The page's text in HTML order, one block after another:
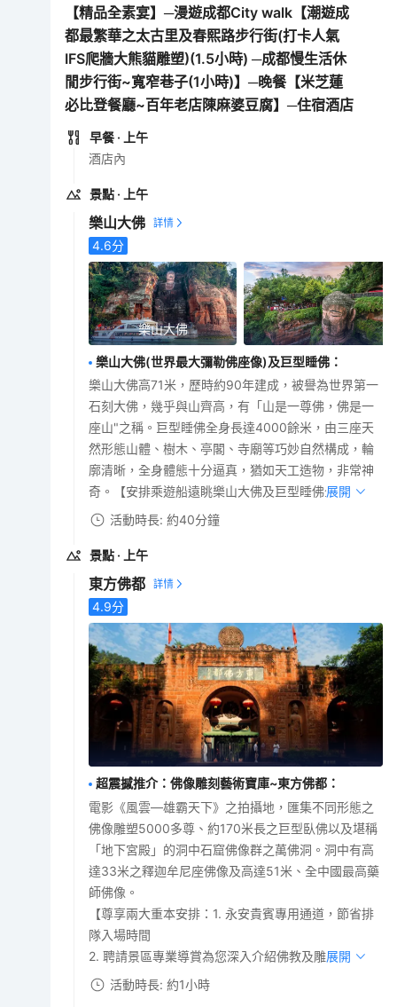
【精品全素宴】─漫遊成都City walk【潮遊成
都最繁華之太古里及春熙路步行街(打卡人氣
IFS爬牆大熊貓雕塑)(1.5小時) ─成都慢生活休
閒步行街~寬窄巷子(1小時)】─晚餐【米芝蓮
必比登餐廳~百年老店陳麻婆豆腐】─住宿酒店
早餐 · 上午
酒店內
景點 · 上午
樂山大佛
4.6分
樂山大佛
樂山大佛(世界最大彌勒佛座像)及巨型睡佛 ：
樂山大佛高71米，歷時約90年建成，被譽為世界第一
石刻大佛，幾乎與山齊高，有「山是一尊佛，佛是一
座山"之稱。巨型睡佛全身長達4000餘米，由三座天
然形態山體、樹木、亭閣、寺廟等巧妙自然構成，輪
廓清晰，全身體態十分逼真，猶如天工造物，非常神
奇。【安排乘遊船遠眺樂山大佛及巨型睡佛全貌】
展開
活動時長: 約40分鐘
景點 · 上午
東方佛都
4.9分
超震撼推介：佛像雕刻藝術寶庫~東方佛都 ：
電影《風雲—雄霸天下》之拍攝地，匯集不同形態之
佛像雕塑5000多尊、約170米長之巨型臥佛以及堪稱
「地下宮殿」的洞中石窟佛像群之萬佛洞。洞中有高
達33米之釋迦牟尼座佛像及高達51米、全中國最高藥
師佛像。
【尊享兩大重本安排：1. 永安貴賓專用通道，節省排
隊入場時間
2. 聘請景區專業導賞為您深入介紹佛教及雕刻文化】
展開
活動時長: 約1小時